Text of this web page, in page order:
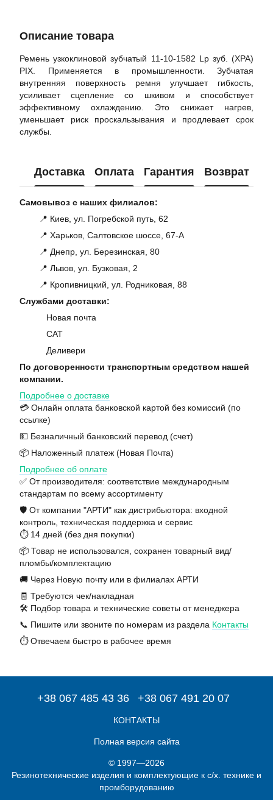
Описание товара
Ремень узкоклиновой зубчатый 11-10-1582 Lp зуб. (XPA)
PIX. Применяется в промышленности. Зубчатая
внутренняя поверхность ремня улучшает гибкость,
усиливает сцепление со шкивом и способствует
эффективному охлаждению. Это снижает нагрев,
уменьшает риск проскальзывания и продлевает срок
службы.
Доставка Оплата Гарантия Возврат
Самовывоз с наших филиалов:
📍 Киев, ул. Погребской путь, 62
📍 Харьков, Салтовское шоссе, 67-А
📍 Днепр, ул. Березинская, 80
📍 Львов, ул. Бузковая, 2
📍 Кропивницкий, ул. Родниковая, 88
Службами доставки:
Новая почта
САТ
Деливери
По договоренности транспортным средством нашей
компании.
Подробнее о доставке
💳 Онлайн оплата банковской картой без комиссий (по
ссылке)
💵 Безналичный банковский перевод (счет)
📦 Наложенный платеж (Новая Почта)
Подробнее об оплате
✅ От производителя: соответствие международным
стандартам по всему ассортименту
🛡️ От компании "АРТИ" как дистрибьютора: входной
контроль, техническая поддержка и сервис
⏱️ 14 дней (без дня покупки)
📦 Товар не использовался, сохранен товарный вид/
пломбы/комплектацию
🚚 Через Новую почту или в филиалах АРТИ
🧾 Требуются чек/накладная
🛠️ Подбор товара и технические советы от менеджера
📞 Пишите или звоните по номерам из раздела Контакты
⏱️ Отвечаем быстро в рабочее время
+38 067 485 43 36 +38 067 491 20 07
КОНТАКТЫ
Полная версия сайта
© 1997—2026
Резинотехнические изделия и комплектующие к с/х. технике и
промборудованию